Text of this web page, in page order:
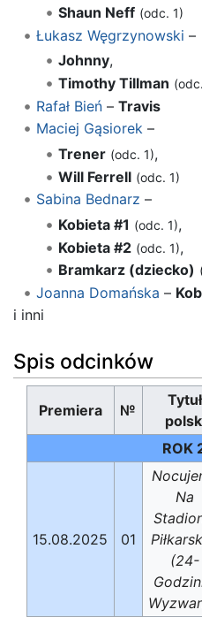
Shaun Neff (odc. 1)
Łukasz Węgrzynowski –
Johnny,
Timothy Tillman
Rafał Bień– Travis
Maciej Gąsiorek–
Trener (odc. 1),
Will Ferrell (odc. 1)
Sabina Bednarz –
Kobieta #1 (odc. 1),
Kobieta #2 (odc. 1),
Bramkarz (dziecko)
Joanna Domańska –
i inni
Spis odcinków
Premiera №
Tytuł
ROK
15.08.2025 01
Na
(24-